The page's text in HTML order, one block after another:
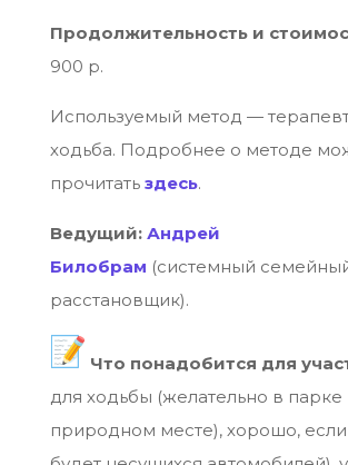
Продолжительность и
900 р.
Используемый метод —
ходьба. Подробнее о методе
прочитать здесь.
Ведущий: Андрей
Билобрам (системный
расстановщик).
Что понадобится для
для ходьбы (желательно в парке
природном месте), хорошо,